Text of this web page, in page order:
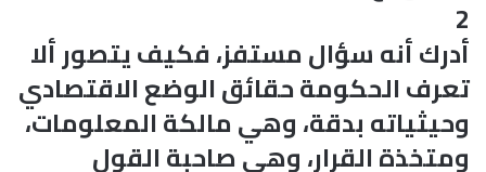
2
أدرك أنه سؤال مستفز، فكيف يتصور ألا
تعرف الحكومة حقائق الوضع الاقتصادي
وحيثياته بدقة، وهي مالكة المعلومات،
ومتخذة القرار، وهي صاحبة القول